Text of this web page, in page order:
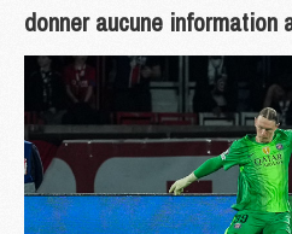
donner aucune information